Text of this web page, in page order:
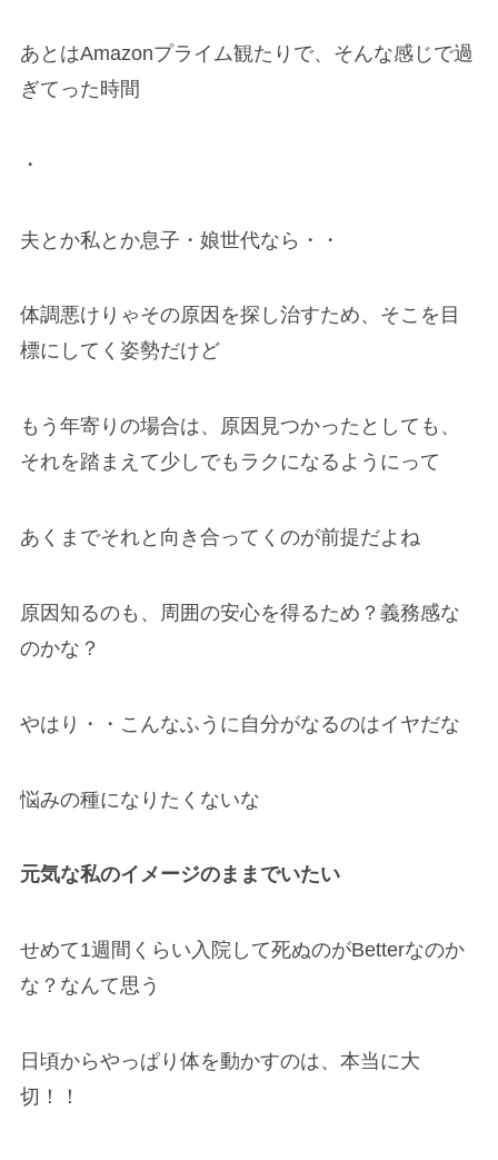
あとはAmazonプライム観たりで、そんな感じで過
ぎてった時間
・
夫とか私とか息子・娘世代なら・・
体調悪けりゃその原因を探し治すため、そこを目
標にしてく姿勢だけど
もう年寄りの場合は、原因見つかったとしても、
それを踏まえて少しでもラクになるようにって
あくまでそれと向き合ってくのが前提だよね
原因知るのも、周囲の安心を得るため？義務感な
のかな？
やはり・・こんなふうに自分がなるのはイヤだな
悩みの種になりたくないな
元気な私のイメージのままでいたい
せめて1週間くらい入院して死ぬのがBetterなのか
な？なんて思う
日頃からやっぱり体を動かすのは、本当に大
切！！